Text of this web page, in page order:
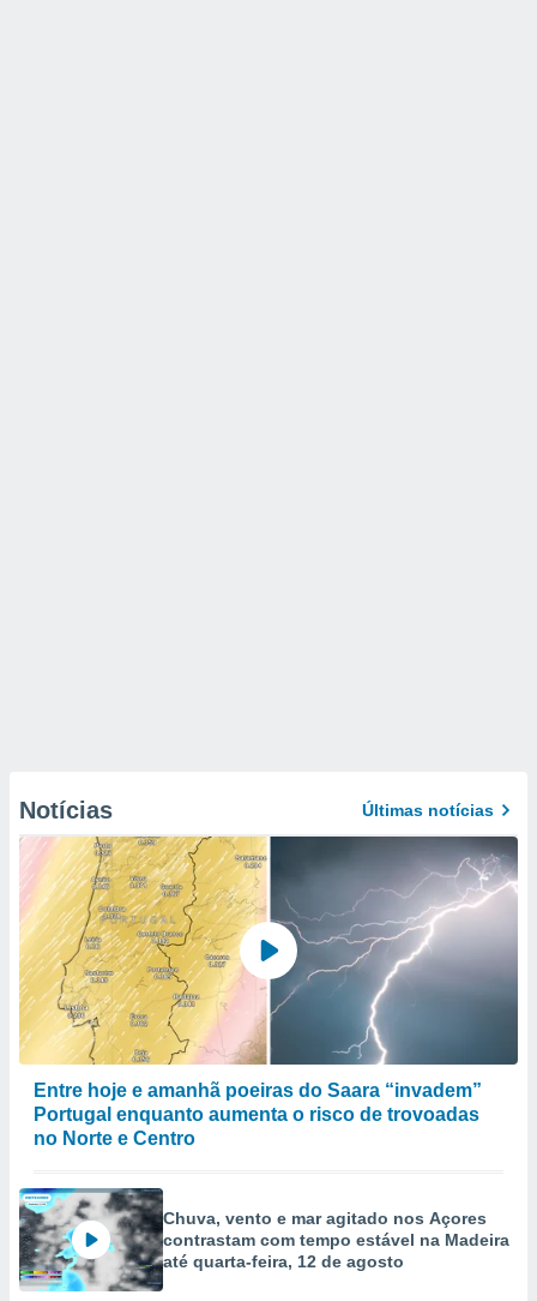
Notícias Últimas notícias
Entre hoje e amanhã poeiras do Saara “invadem”
Portugal enquanto aumenta o risco de trovoadas
no Norte e Centro
Chuva, vento e mar agitado nos Açores
contrastam com tempo estável na Madeira
até quarta-feira, 12 de agosto